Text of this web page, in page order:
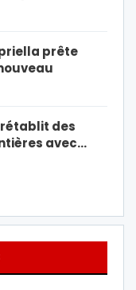
prête
rétablit des
avec…